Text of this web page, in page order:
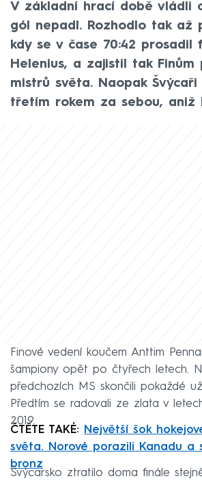
V základní hrací době vládli
gól nepadl. Rozhodlo tak až
kdy se v čase 70:42 prosadil
Helenius, a zajistil tak Finům
mistrů světa. Naopak
třetím rokem za sebou, aniž
Finové vedení koučem Anttim
šampiony opět po čtyřech letech.
předchozích MS skončili pokaždé
Předtím se radovali ze zlata v
2019.
ČTĚTE TAKÉ:
Největší šok
světa. Norové porazili Kanadu a
bronz
Švýcarsko ztratilo doma finále